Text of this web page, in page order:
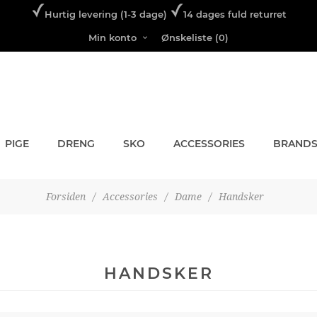
Hurtig levering (1-3 dage) 14 dages fuld returret
Min konto Ønskeliste (0)
PIGE DRENG SKO ACCESSORIES BRANDS
Forsiden / Accessories / Dame / Handsker
HANDSKER